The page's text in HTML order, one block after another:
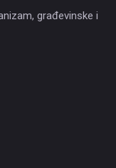
građevinske i